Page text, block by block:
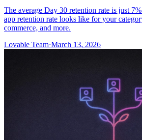
The average Day 30 retention rate is just
app retention rate looks like for your
commerce, and more.
Lovable Team·March 13, 2026